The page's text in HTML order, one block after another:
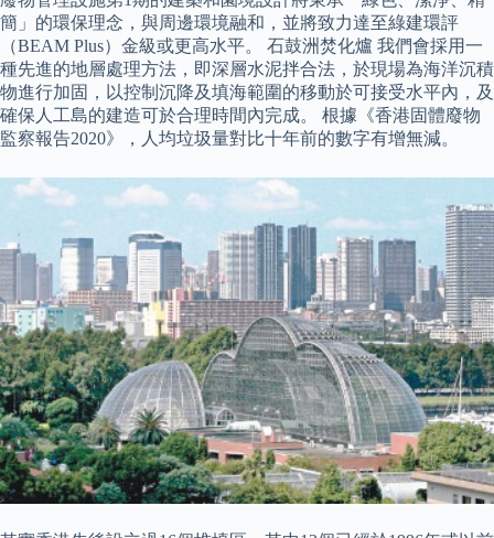
簡」的環保理念，與周邊環境融和，並將致力達至綠建環評
（BEAM Plus）金級或更高水平。 石鼓洲焚化爐 我們會採用一
種先進的地層處理方法，即深層水泥拌合法，於現場為海洋沉積
物進行加固，以控制沉降及填海範圍的移動於可接受水平內，及
確保人工島的建造可於合理時間內完成。 根據《香港固體廢物
監察報告2020》，人均垃圾量對比十年前的數字有增無減。